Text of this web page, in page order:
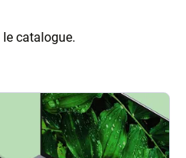
catalogue.